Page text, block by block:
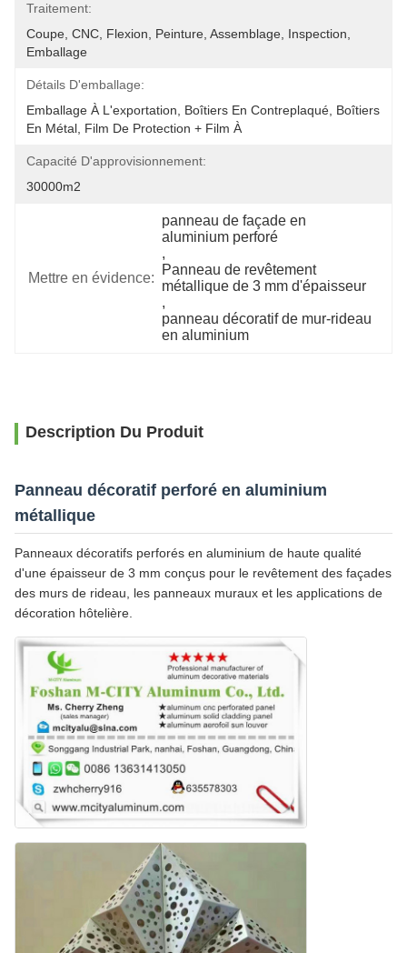
Traitement:
Coupe, CNC, Flexion, Peinture, Assemblage, Inspection,
Emballage
Détails D'emballage:
Emballage À L'exportation, Boîtiers En Contreplaqué, Boîtiers
En Métal, Film De Protection + Film À
Capacité D'approvisionnement:
30000m2
Mettre en évidence:
panneau de façade en
aluminium perforé
,
Panneau de revêtement
métallique de 3 mm d'épaisseur
,
panneau décoratif de mur-rideau
en aluminium
Description Du Produit
Panneau décoratif perforé en aluminium
métallique
Panneaux décoratifs perforés en aluminium de haute qualité
d'une épaisseur de 3 mm conçus pour le revêtement des façades
des murs de rideau, les panneaux muraux et les applications de
décoration hôtelière.